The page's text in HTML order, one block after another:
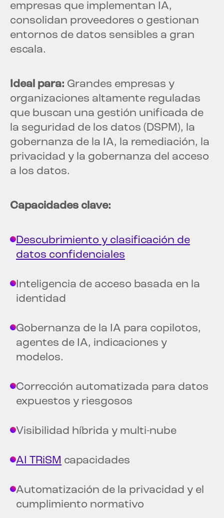
empresas que implementan IA,
consolidan proveedores o gestionan
entornos de datos sensibles a gran
escala.
Ideal para: Grandes empresas y
organizaciones altamente reguladas
que buscan una gestión unificada de
la seguridad de los datos (DSPM), la
gobernanza de la IA, la remediación, la
privacidad y la gobernanza del acceso
a los datos.
Capacidades clave:
Descubrimiento y clasificación de
datos confidenciales
Inteligencia de acceso basada en la
identidad
Gobernanza de la IA para copilotos,
agentes de IA, indicaciones y
modelos.
Corrección automatizada para datos
expuestos y riesgosos
Visibilidad híbrida y multi-nube
AI TRiSM capacidades
Automatización de la privacidad y el
cumplimiento normativo